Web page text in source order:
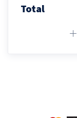
Total